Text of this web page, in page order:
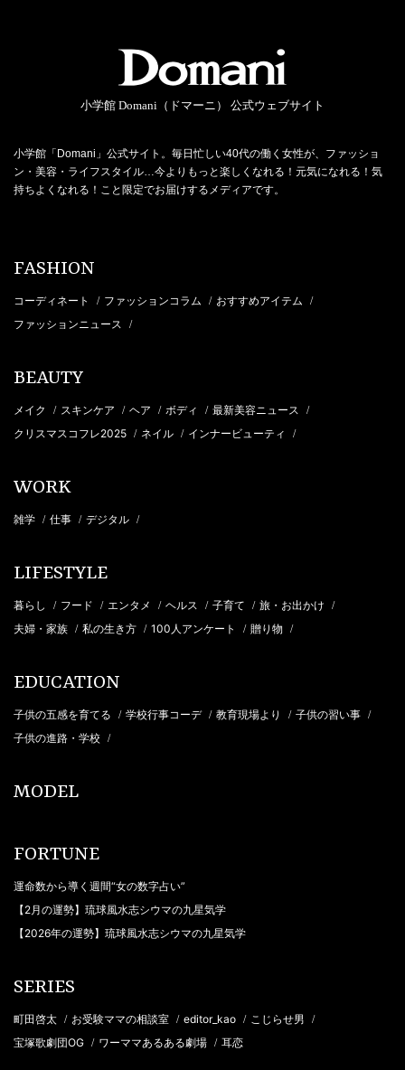
小学館 Domani（ドマーニ） 公式ウェブサイト
小学館「Domani」公式サイト。毎日忙しい40代の働く女性が、ファッショ
ン・美容・ライフスタイル…今よりもっと楽しくなれる！元気になれる！気
持ちよくなれる！こと限定でお届けするメディアです。
FASHION
コーディネート / ファッションコラム / おすすめアイテム /
ファッションニュース /
BEAUTY
メイク / スキンケア / ヘア / ボディ / 最新美容ニュース /
クリスマスコフレ2025 / ネイル / インナービューティ /
WORK
雑学 / 仕事 / デジタル /
LIFESTYLE
暮らし / フード / エンタメ / ヘルス / 子育て / 旅・お出かけ /
夫婦・家族 / 私の生き方 / 100人アンケート / 贈り物 /
EDUCATION
子供の五感を育てる / 学校行事コーデ / 教育現場より / 子供の習い事 /
子供の進路・学校 /
MODEL
FORTUNE
運命数から導く週間“女の数字占い”
【2月の運勢】琉球風水志シウマの九星気学
【2026年の運勢】琉球風水志シウマの九星気学
SERIES
町田啓太 / お受験ママの相談室 / editor_kao / こじらせ男 /
宝塚歌劇団OG / ワーママあるある劇場 / 耳恋